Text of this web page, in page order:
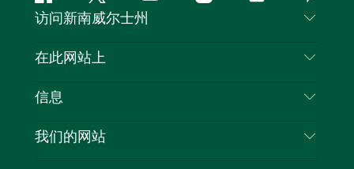
叽
喳
访问新南威尔士州
联系我们
隐私
Cookie 通知
在此网站上
目的地
新南威尔士州公路旅行
信息
旅行信息
我们的网站